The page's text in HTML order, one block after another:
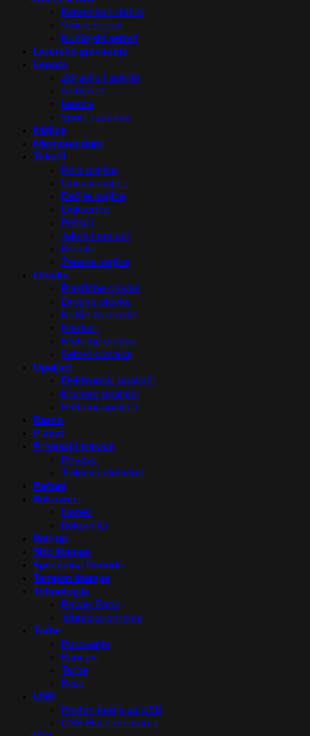
Keramika i staklo
Vinski setovi
Kuhinjski setovi
Lasersko graviranje
Lepota
Zdravlje i zaštita
Antistres
Lepota
Sport i zabava
Majice
Memorandum
Tekstil
Polo majice
Unisex majice
Dečije majice
Dukserice
Peškiri
Jakne i prsluci
Košulje
Ženske majice
Olovke
Plastične olovke
Drvene olovke
Kutije za olovke
Markeri
Metalne olovke
Setovi olovaka
Upaljači
Elektronski upaljači
Kremen upaljači
Metalni upaljači
Razno
Plakat
Privesci i trakice
Privesci
Trakice i elementi
Računi
Rokovnici
Notesi
Rokovnici
Roll-up
Sito štampa
Specijalna Ponuda
Tampon štampa
Tehnologija
Power Bank
Tehnička oprema
Torbe
Putovanje
Rančevi
Torbe
Kese
USB
Poklon kutije za USB
USB Flash memorija